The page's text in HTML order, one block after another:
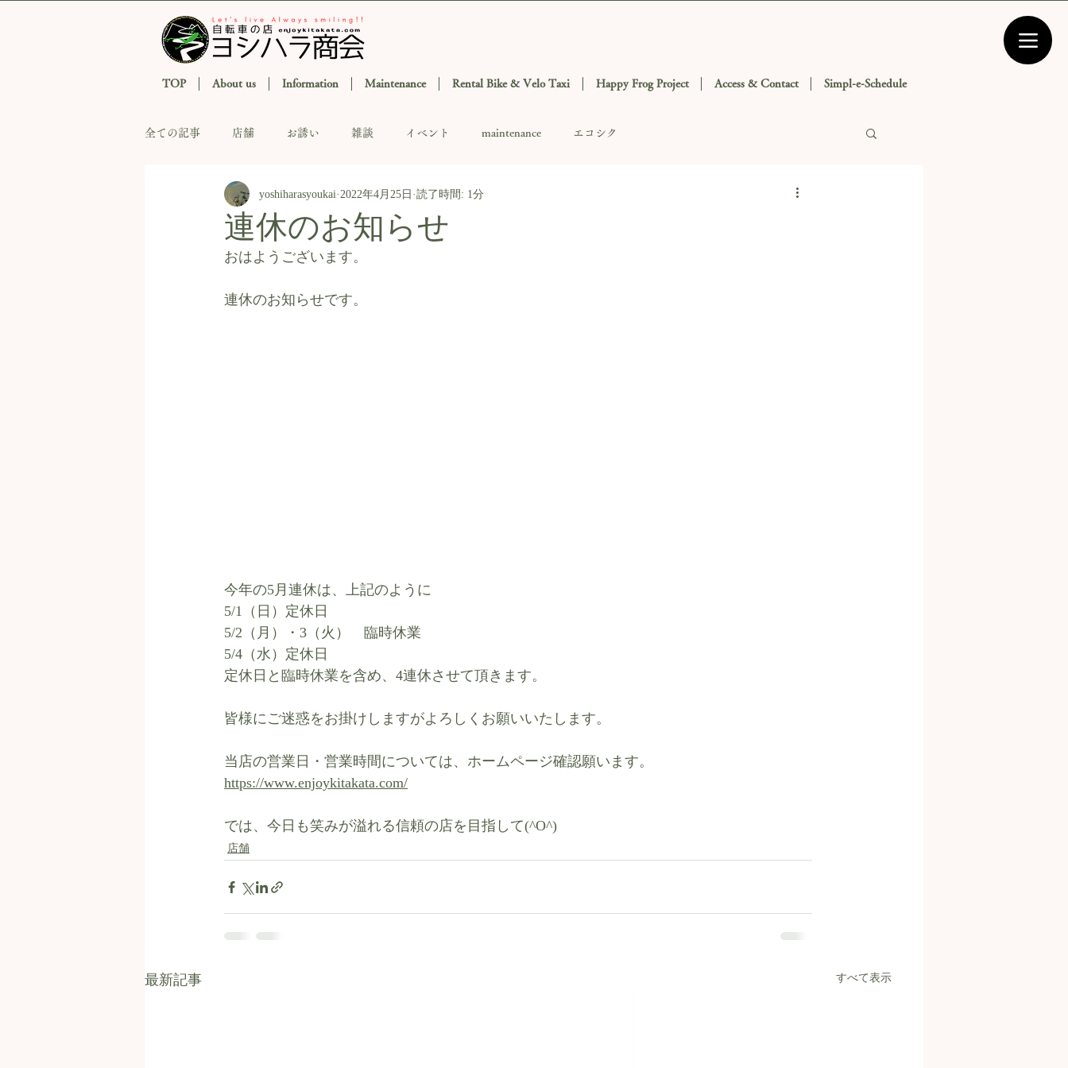
TOP About us Information Maintenance Rental Bike & Velo Taxi Happy Frog Project Access & Contact Simpl-e-Schedule
全ての記事 店舗 お誘い 雑談 イベント maintenance エコシク
連休のお知らせ
yoshiharasyoukai 2022年4月25日 読了時間: 1分
おはようございます。
連休のお知らせです。
今年の5月連休は、上記のように
5/1（日）定休日
5/2（月）・3（火）　臨時休業
5/4（水）定休日
定休日と臨時休業を含め、4連休させて頂きます。
皆様にご迷惑をお掛けしますがよろしくお願いいたします。
当店の営業日・営業時間については、ホームページ確認願います。
https://www.enjoykitakata.com/
では、今日も笑みが溢れる信頼の店を目指して(^O^)
店舗
最新記事 すべて表示